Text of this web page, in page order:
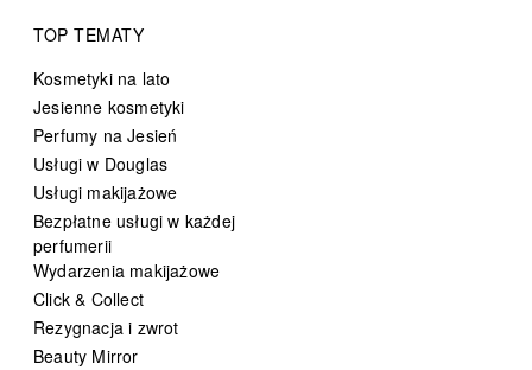
TOP TEMATY
Kosmetyki na lato
Jesienne kosmetyki
Perfumy na Jesień
Usługi w Douglas
Usługi makijażowe
Bezpłatne usługi w każdej
perfumerii
Wydarzenia makijażowe
Click & Collect
Rezygnacja i zwrot
Beauty Mirror